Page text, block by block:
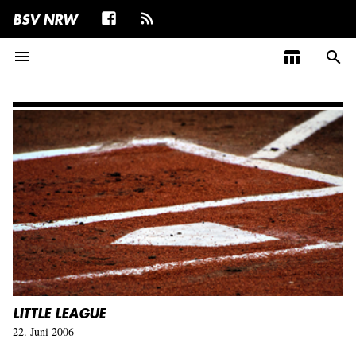
BSV NRW
menu
table_chart search
LITTLE LEAGUE
22. Juni 2006